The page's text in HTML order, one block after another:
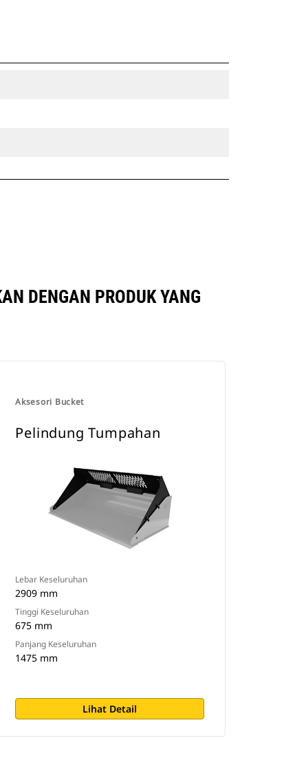
DENGAN PRODUK YANG
Aksesori Bucket
Pelindung Tumpahan
Lebar Keseluruhan
2909 mm
Tinggi Keseluruhan
675 mm
Panjang Keseluruhan
1475 mm
Lihat Detail